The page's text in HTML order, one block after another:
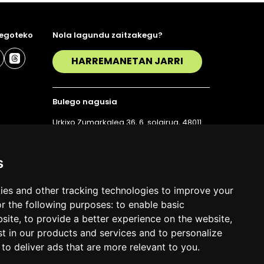
and other tracking technologies to improve your
the following purposes: to enable basic
, to provide a better experience on the website,
in our products and services and to personalize
to deliver ads that are more relevant to you.
Nola lagundu zaitzakegu?
HARREMANETAN JARRI
Bulego nagusia
Urkixo Zumarkalea 36, 6. solairua, 48011